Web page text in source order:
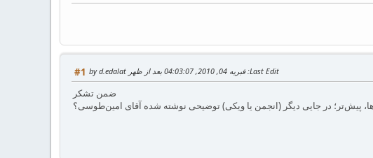
#1 Last Edit: فبریه 04, 2010, 04:03:07 بعد از ظهر by d.edalat
ضمن تشکر
پیش‌تر؛ در جایی دیگر (انجمن یا ویکی) توضیحی نوشته شده آقای امین‌طوسی؟